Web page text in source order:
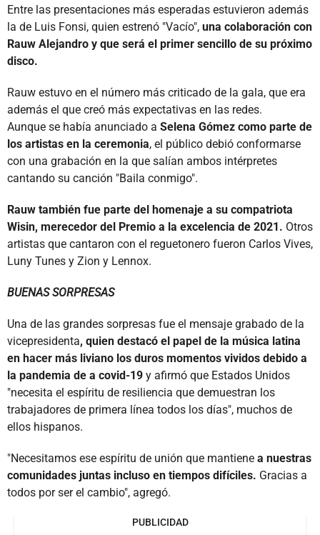
Entre las presentaciones más esperadas estuvieron además
la de Luis Fonsi, quien estrenó "Vacío", una colaboración con
Rauw Alejandro y que será el primer sencillo de su próximo
disco.
Rauw estuvo en el número más criticado de la gala, que era
además el que creó más expectativas en las redes.
Aunque se había anunciado a Selena Gómez como parte de
los artistas en la ceremonia, el público debió conformarse
con una grabación en la que salían ambos intérpretes
cantando su canción "Baila conmigo".
Rauw también fue parte del homenaje a su compatriota
Wisin, merecedor del Premio a la excelencia de 2021. Otros
artistas que cantaron con el reguetonero fueron Carlos Vives,
Luny Tunes y Zion y Lennox.
BUENAS SORPRESAS
Una de las grandes sorpresas fue el mensaje grabado de la
vicepresidenta, quien destacó el papel de la música latina
en hacer más liviano los duros momentos vividos debido a
la pandemia de a covid-19 y afirmó que Estados Unidos
"necesita el espíritu de resiliencia que demuestran los
trabajadores de primera línea todos los días", muchos de
ellos hispanos.
"Necesitamos ese espíritu de unión que mantiene a nuestras
comunidades juntas incluso en tiempos difíciles. Gracias a
todos por ser el cambio", agregó.
PUBLICIDAD